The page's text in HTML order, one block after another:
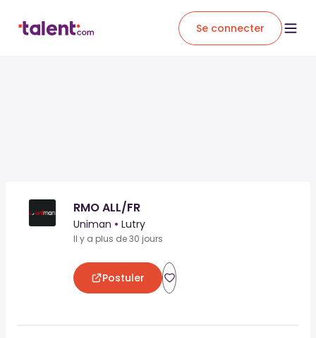
Se connecter
RMO ALL/FR
Uniman • Lutry
Il y a plus de 30 jours
Postuler